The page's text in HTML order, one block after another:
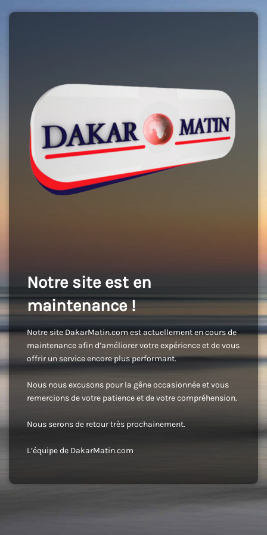
Notre site est en
maintenance !
Notre site DakarMatin.com est actuellement en cours de
maintenance afin d’améliorer votre expérience et de vous
offrir un service encore plus performant.
Nous nous excusons pour la gêne occasionnée et vous
remercions de votre patience et de votre compréhension.
Nous serons de retour très prochainement.
L’équipe de DakarMatin.com